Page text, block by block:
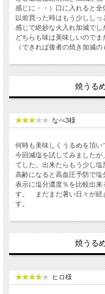
感じに・・）口に入れると全
以前買った時はもう少しし
感じで絶妙な火入れ加減でし
どちらも味は美味しいのでま
（できれば後者の焼き加減
焼うる
なべ3様
何時も美味しくうるめを頂い
今回減塩を試してみました
てした。出来たらもう少し塩
高齢になると高血圧予防で
表示に塩分濃度％を比較出
す。 まだまだ暑い日々が続
す。
焼うる
ヒロ様